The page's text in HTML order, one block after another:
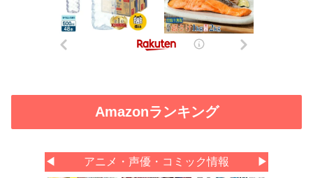
Amazonランキング
◀ アニメ・声優・コミック情報 ▶